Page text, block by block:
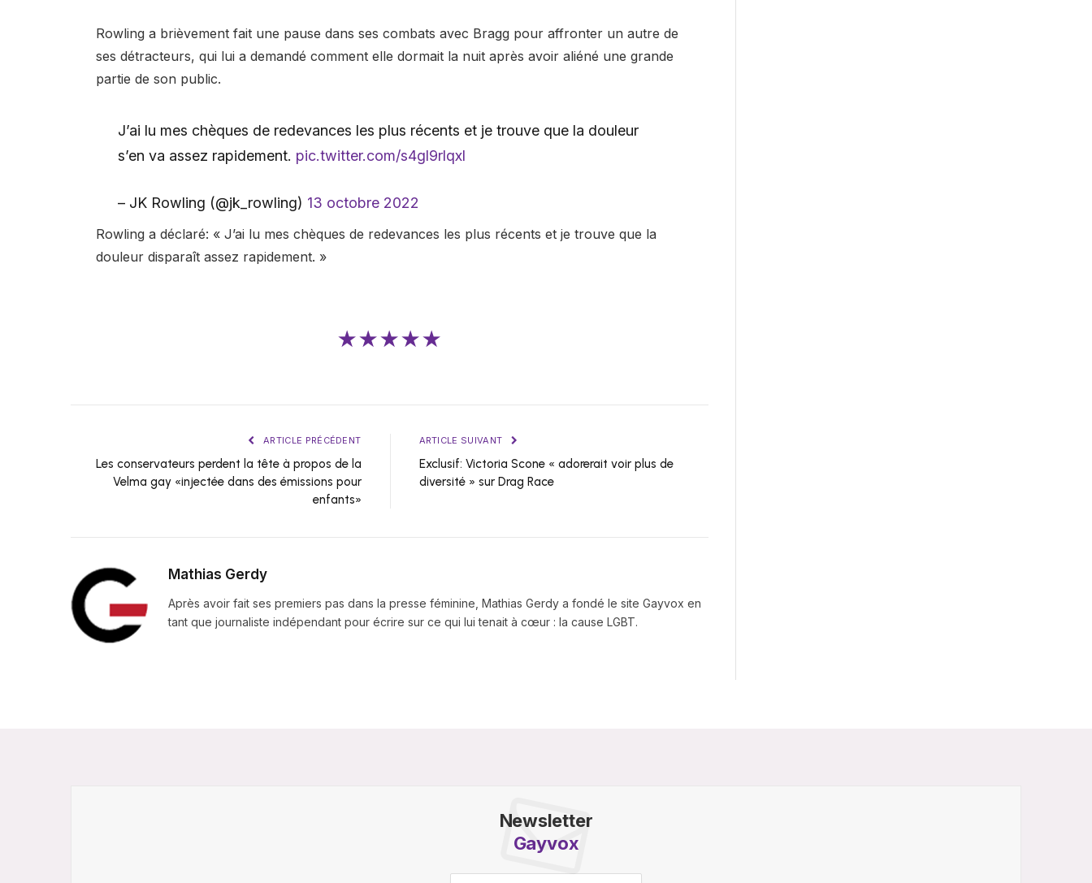
Rowling a brièvement fait une pause dans ses combats avec Bragg pour affronter un autre de
ses détracteurs, qui lui a demandé comment elle dormait la nuit après avoir aliéné une grande
partie de son public.
J’ai lu mes chèques de redevances les plus récents et je trouve que la douleur
s’en va assez rapidement. pic.twitter.com/s4gl9rlqxl
– JK Rowling (@jk_rowling) 13 octobre 2022
Rowling a déclaré: « J’ai lu mes chèques de redevances les plus récents et je trouve que la
douleur disparaît assez rapidement. »
★★★★★
ARTICLE PRÉCÉDENT
Les conservateurs perdent la tête à propos de la
Velma gay «injectée dans des émissions pour
enfants»
ARTICLE SUIVANT
Exclusif: Victoria Scone « adorerait voir plus de
diversité » sur Drag Race
Mathias Gerdy
Après avoir fait ses premiers pas dans la presse féminine, Mathias Gerdy a fondé le site Gayvox en
tant que journaliste indépendant pour écrire sur ce qui lui tenait à cœur : la cause LGBT.
Newsletter
Gayvox